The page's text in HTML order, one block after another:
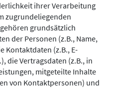
ihrer Verarbeitung
zugrundeliegenden
grundsätzlich
der Personen (z.B., Name,
Kontaktdaten (z.B., E-
die Vertragsdaten (z.B., in
mitgeteilte Inhalte
von Kontaktpersonen) und